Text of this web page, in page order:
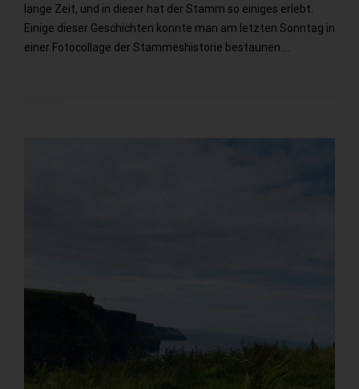
lange Zeit, und in dieser hat der Stamm so einiges erlebt.
Einige dieser Geschichten konnte man am letzten Sonntag in
einer Fotocollage der Stammeshistorie bestaunen.…